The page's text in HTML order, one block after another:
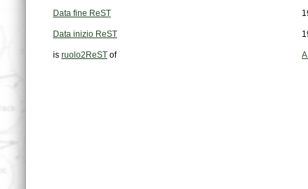
Data fine ReST
Data inizio ReST
is ruolo2ReST of